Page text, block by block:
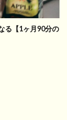
る【1ヶ月90分の